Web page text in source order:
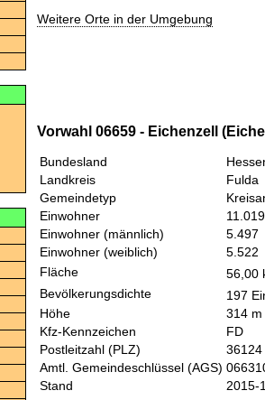
Weitere Orte in der Umgebung
Vorwahl 06659 - Eichenzell
Bundesland
Landkreis
Fulda
Gemeindetyp
Einwohner
11.019
Einwohner (männlich)
5.497
Einwohner (weiblich)
5.522
Fläche
56,00
Bevölkerungsdichte
197
Höhe
314 m
Kfz-Kennzeichen
FD
Postleitzahl (PLZ)
36124
Amtl. Gemeindeschlüssel (AGS)
Stand
2015-